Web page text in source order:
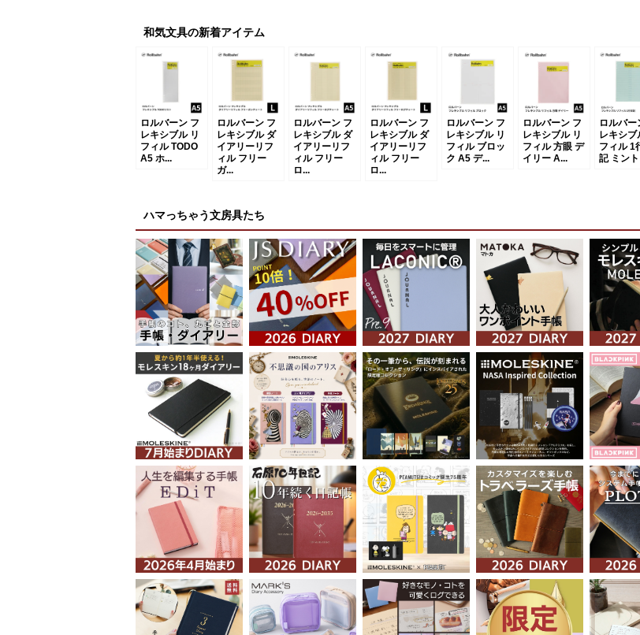
和気文具の新着アイテム
ロルバーン フ
レキシブル リ
フィル TODO
A5 ホ...
ロルバーン フ
レキシブル ダ
イアリーリフ
ィル フリー
ガ...
ロルバーン フ
レキシブル ダ
イアリーリフ
ィル フリー
ロ...
ロルバーン フ
レキシブル ダ
イアリーリフ
ィル フリー
ロ...
ロルバーン フ
レキシブル リ
フィル ブロッ
ク A5 デ...
ロルバーン フ
レキシブル リ
フィル 方眼 デ
イリー A...
ロルバー
レキシブ
フィル 1
記 ミン
ハマっちゃう文房具たち